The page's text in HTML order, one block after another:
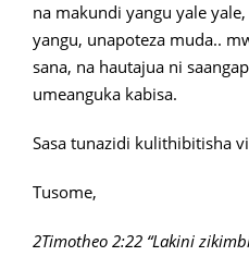
na makundi yangu yale
yangu, unapoteza muda..
sana, na hautajua ni
umeanguka kabisa.
Sasa tunazidi kulithibitisha
Tusome,
2Timotheo 2:22 “Lakini